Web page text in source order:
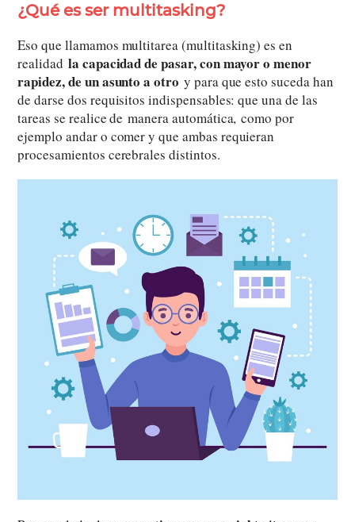
¿Qué es ser multitasking?
Eso que llamamos multitarea (multitasking) es en
realidad la capacidad de pasar, con mayor o menor
rapidez, de un asunto a otro y para que esto suceda han
de darse dos requisitos indispensables: que una de las
tareas se realice de manera automática, como por
ejemplo andar o comer y que ambas requieran
procesamientos cerebrales distintos.